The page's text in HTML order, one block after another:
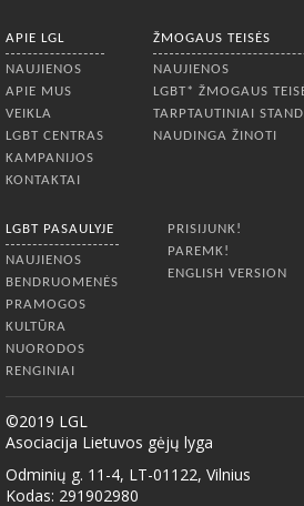
APIE LGL
NAUJIENOS
APIE MUS
VEIKLA
LGBT CENTRAS
KAMPANIJOS
KONTAKTAI
ŽMOGAUS TEISĖS
NAUJIENOS
LGBT* ŽMOGAUS
TARPTAUTINIAI
NAUDINGA ŽINOTI
LGBT PASAULYJE
NAUJIENOS
BENDRUOMENĖS
PRAMOGOS
KULTŪRA
NUORODOS
RENGINIAI
PRISIJUNK!
PAREMK!
ENGLISH VERSION
©2019 LGL
Asociacija Lietuvos gėjų lyga
Odminių g. 11-4, LT-01122, Vilnius
Kodas: 291902980